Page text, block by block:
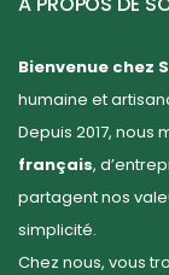
Bienvenue chez
humaine et
Depuis 2017, nous
français,
partagent nos
simplicité.
Chez nous, vous